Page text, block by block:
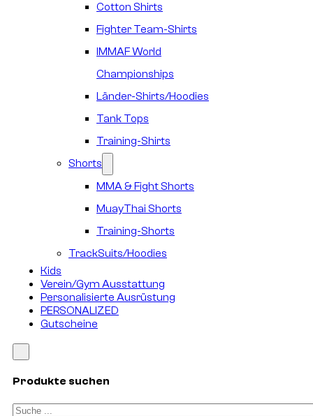
Cotton Shirts
Fighter Team-Shirts
IMMAF World
Championships
Länder-Shirts/Hoodies
Tank Tops
Training-Shirts
Shorts
MMA & Fight Shorts
MuayThai Shorts
Training-Shorts
TrackSuits/Hoodies
Kids
Verein/Gym Ausstattung
Personalisierte Ausrüstung
PERSONALIZED
Gutscheine
Produkte suchen
Suchen